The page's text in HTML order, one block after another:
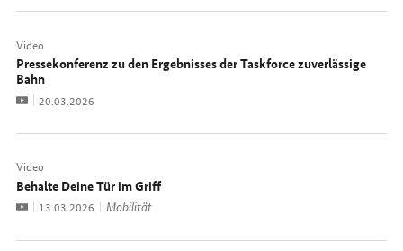
Video
Pressekonferenz zu den Ergebnisses der Taskforce zuverlässige
Bahn
VideoDatum:
20.03.2026
Video
Behalte Deine Tür im Griff
VideoDatum:
13.03.2026 Mobilität